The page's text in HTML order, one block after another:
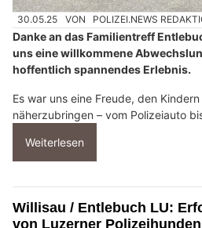
30.05.25 VON POLIZEI.NEWS
Danke an das Familientreff
uns eine willkommene
hoffentlich spannendes Erlebnis.
Es war uns eine Freude, den
näherzubringen – vom Polizeiauto
Weiterlesen
Willisau / Entlebuch LU:
von Luzerner Polizeihunden